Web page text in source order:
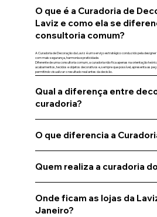
O que é a Curadoria de
Laviz e como ela se
consultoria comum?
A Curadoria de Decoração da Laviz é um serviço estratégico conduzido pela
com mais segurança, harmonia e praticidade.
Diferente de uma consultoria comum, a curadoria não fica apenas na orientação
acabamentos, tecidos e objetos decorativos e, sempre que possível, apresenta as
permitindo visualizar o resultado real antes da decisão.
Qual a diferença entre
curadoria?
O que diferencia a
Quem realiza a curadoria
Onde ficam as lojas da
Janeiro?